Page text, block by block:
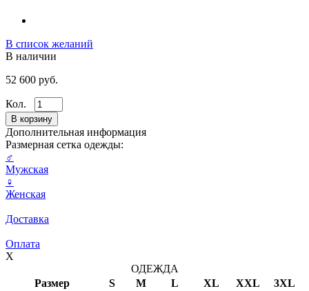
В список желаний
В наличии
52 600 руб.
Кол.
Дополнительная информация
Размерная сетка одежды:
♂
Мужская
♀
Женская
Доставка
Оплата
X
ОДЕЖДА
Размер
S M L XL XXL
3XL